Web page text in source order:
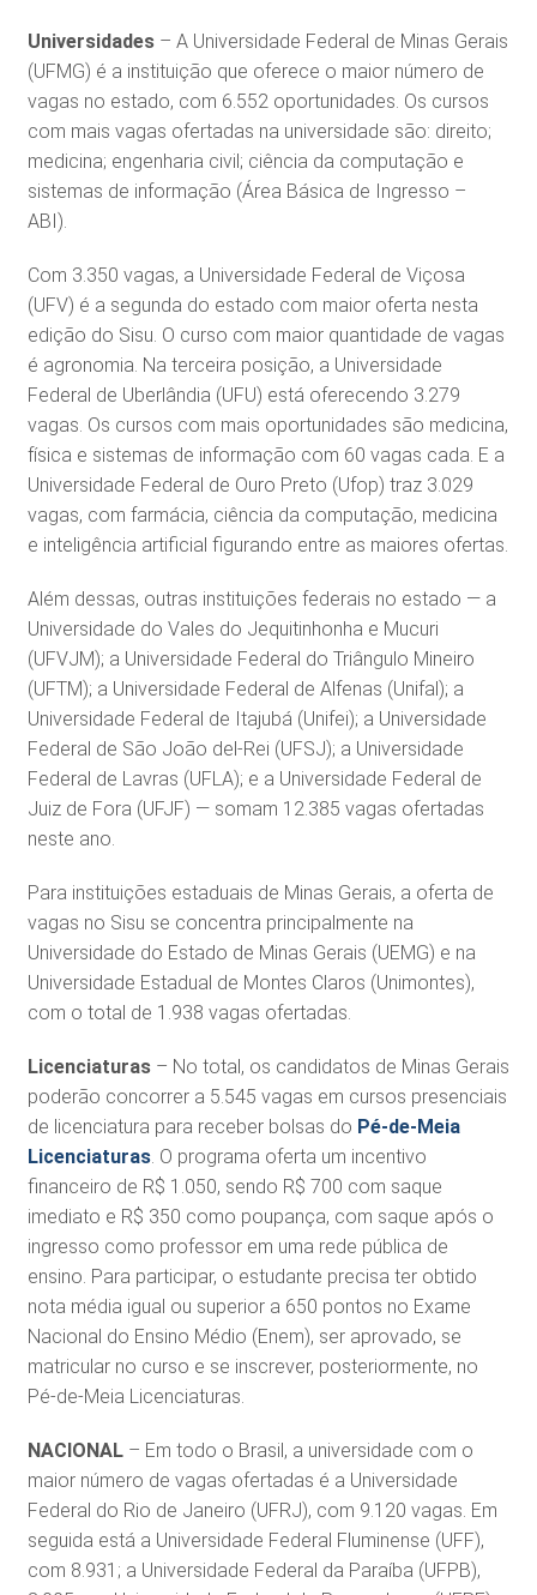
Universidades– A Universidade Federal de Minas Gerais
(UFMG) é a instituição que oferece o maior número de
vagas no estado, com 6.552 oportunidades. Os cursos
com mais vagas ofertadas na universidade são: direito;
medicina; engenharia civil; ciência da computação e
sistemas de informação (Área Básica de Ingresso –
ABI).
Com 3.350 vagas, a Universidade Federal de Viçosa
(UFV) é a segunda do estado com maior oferta nesta
edição do Sisu. O curso com maior quantidade de vagas
é agronomia. Na terceira posição, a Universidade
Federal de Uberlândia (UFU) está oferecendo 3.279
vagas. Os cursos com mais oportunidades são medicina,
física e sistemas de informação com 60 vagas cada. E a
Universidade Federal de Ouro Preto (Ufop) traz 3.029
vagas, com farmácia, ciência da computação, medicina
e inteligência artificial figurando entre as maiores ofertas.
Além dessas, outras instituições federais no estado — a
Universidade do Vales do Jequitinhonha e Mucuri
(UFVJM); a Universidade Federal do Triângulo Mineiro
(UFTM); a Universidade Federal de Alfenas (Unifal); a
Universidade Federal de Itajubá (Unifei); a Universidade
Federal de São João del-Rei (UFSJ); a Universidade
Federal de Lavras (UFLA); e a Universidade Federal de
Juiz de Fora (UFJF) — somam 12.385 vagas ofertadas
neste ano.
Para instituições estaduais de Minas Gerais, a oferta de
vagas no Sisu se concentra principalmente na
Universidade do Estado de Minas Gerais (UEMG) e na
Universidade Estadual de Montes Claros (Unimontes),
com o total de 1.938 vagas ofertadas.
Licenciaturas– No total, os candidatos de Minas Gerais
poderão concorrer a 5.545 vagas em cursos presenciais
de licenciatura para receber bolsas do Pé-de-Meia
Licenciaturas. O programa oferta um incentivo
financeiro de R$ 1.050, sendo R$ 700 com saque
imediato e R$ 350 como poupança, com saque após o
ingresso como professor em uma rede pública de
ensino. Para participar, o estudante precisa ter obtido
nota média igual ou superior a 650 pontos no Exame
Nacional do Ensino Médio (Enem), ser aprovado, se
matricular no curso e se inscrever, posteriormente, no
Pé-de-Meia Licenciaturas.
NACIONAL– Em todo o Brasil, a universidade com o
maior número de vagas ofertadas é a Universidade
Federal do Rio de Janeiro (UFRJ), com 9.120 vagas. Em
seguida está a Universidade Federal Fluminense (UFF),
com 8.931; a Universidade Federal da Paraíba (UFPB),